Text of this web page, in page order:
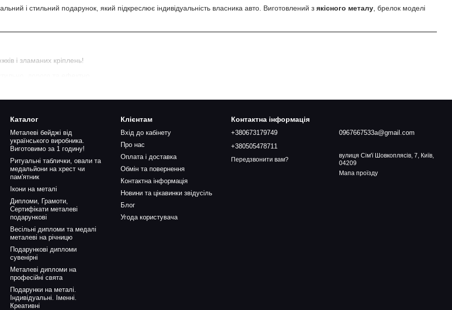
і стильний подарунок, який підкреслює індивідуальність власника авто. Виготовлений з якісного металу , брелок моделі
і зламаних кріплень!
(Оболонь).
з номером телефону тощо.
Каталог
Металеві бейджі від
українського виробника.
Виготовимо за 1 годину!
Ритуальні таблички, овали та
медальйони на хрест чи
пам'ятник
Ікони на металі
Дипломи, Грамоти,
Сертифікати металеві
подарункові
Весільні дипломи та медалі
металеві на річницю
Подарункові дипломи
сувенірні
Металеві дипломи на
професійні свята
Подарунки на металі.
Індивідуальні. Іменні.
Креативні
Клієнтам
Вхід до кабінету
Про нас
Оплата і доставка
Обмін та повернення
Контактна інформація
Новини та цікавинки звідусіль
Блог
Угода користувача
Контактна інформація
+380673179749
+380505478711
Передзвонити вам?
0967667533a@gmail.com
вулиця Сім'ї Шовкоплясів, 7, Київ,
04209
Мапа проїзду